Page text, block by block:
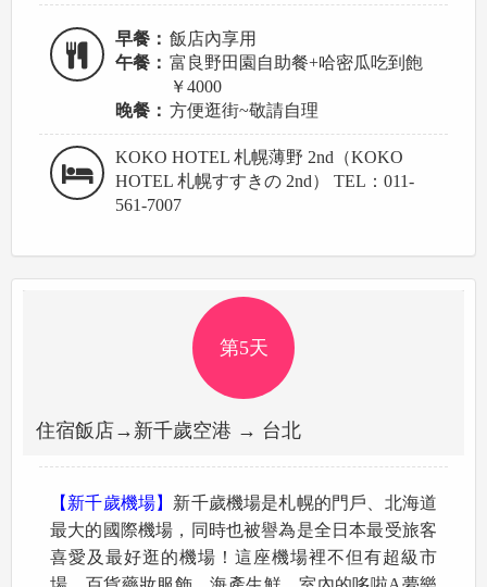
早餐： 飯店內享用
午餐： 富良野田園自助餐+哈密瓜吃到飽
￥4000
晚餐： 方便逛街~敬請自理
KOKO HOTEL 札幌薄野 2nd（KOKO
HOTEL 札幌すすきの 2nd） TEL：011-
561-7007
第5天
住宿飯店→新千歲空港 → 台北
【新千歲機場】 新千歲機場是札幌的門戶、北海道
最大的國際機場，同時也被譽為是全日本最受旅客
喜愛及最好逛的機場！這座機場裡不但有超級市